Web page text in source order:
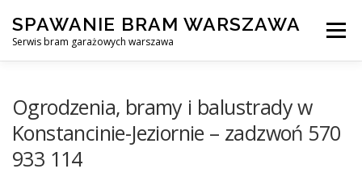
content
SPAWANIE BRAM WARSZAWA
Serwis bram garażowych warszawa
Menu
AWARYJNE OTWIERANIE BRAM
Ogrodzenia, bramy i balustrady w
Konstancinie-Jeziornie – zadzwoń 570
933 114